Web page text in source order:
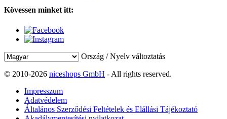
Kövessen minket itt:
Ország / Nyelv változtatás
© 2010-2026 niceshops GmbH - All rights reserved.
Impresszum
Adatvédelem
Általános Szerződési Feltételek és Elállási Tájékoztató